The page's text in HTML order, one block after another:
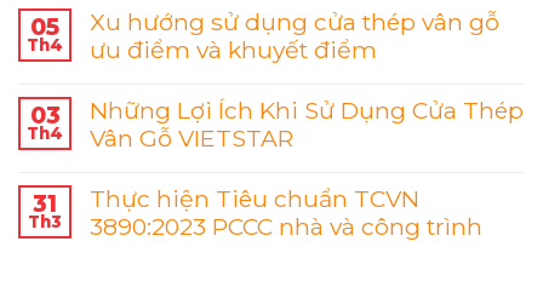
05
Th4
Xu hướng sử dụng cửa thép vân gỗ
ưu điểm và khuyết điểm
03
Th4
Những Lợi Ích Khi Sử Dụng Cửa Thép
Vân Gỗ VIETSTAR
31
Th3
Thực hiện Tiêu chuẩn TCVN
3890:2023 PCCC nhà và công trình